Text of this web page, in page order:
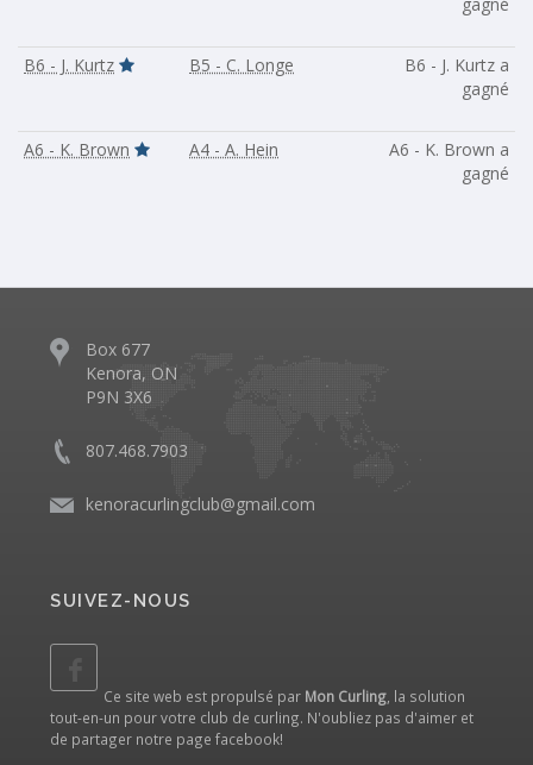
B6 - J. Kurtz B5 - C. Longe
B6 - J. Kurtz a
gagné
A6 - K. Brown A4 - A. Hein
A6 - K. Brown a
gagné
Box 677
Kenora, ON
P9N 3X6
807.468.7903
kenoracurlingclub@gmail.com
SUIVEZ-NOUS
Ce site web est propulsé par Mon Curling , la solution
tout-en-un pour votre club de curling. N'oubliez pas d'aimer et
de partager notre page facebook!